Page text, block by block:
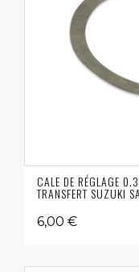
CALE DE RÉGLAGE
TRANSFERT SUZUKI
6,00 €